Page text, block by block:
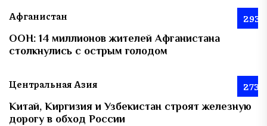
Афганистан 293
ООН: 14 миллионов жителей Афганистана
столкнулись с острым голодом
Центральная Азия 273
Китай, Киргизия и Узбекистан строят железную
дорогу в обход России